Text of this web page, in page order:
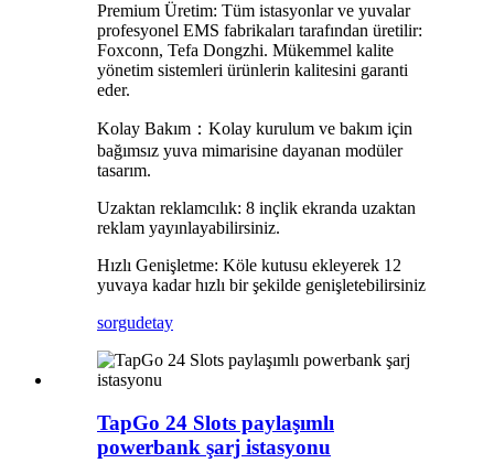
Premium Üretim: Tüm istasyonlar ve yuvalar
profesyonel EMS fabrikaları tarafından üretilir:
Foxconn, Tefa Dongzhi. Mükemmel kalite
yönetim sistemleri ürünlerin kalitesini garanti
eder.
Kolay Bakım：Kolay kurulum ve bakım için
bağımsız yuva mimarisine dayanan modüler
tasarım.
Uzaktan reklamcılık: 8 inçlik ekranda uzaktan
reklam yayınlayabilirsiniz.
Hızlı Genişletme: Köle kutusu ekleyerek 12
yuvaya kadar hızlı bir şekilde genişletebilirsiniz
sorgudetay
TapGo 24 Slots paylaşımlı
powerbank şarj istasyonu